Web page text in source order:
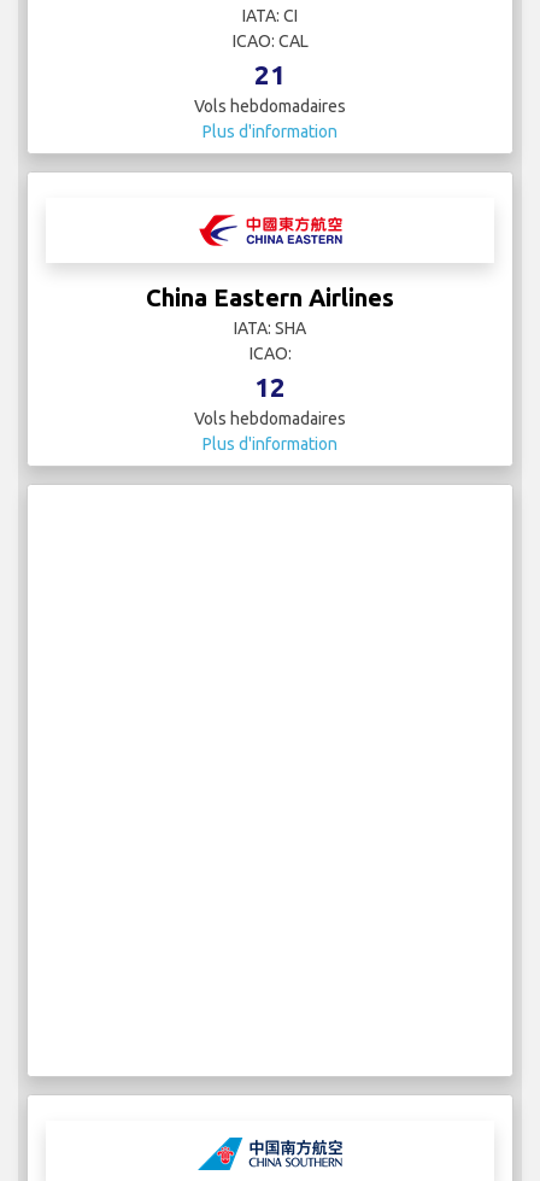
IATA: CI
ICAO: CAL
21
Vols hebdomadaires
Plus d'information
China Eastern Airlines
IATA: SHA
ICAO:
12
Vols hebdomadaires
Plus d'information